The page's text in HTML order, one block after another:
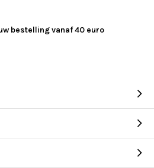
bestelling vanaf 40 euro